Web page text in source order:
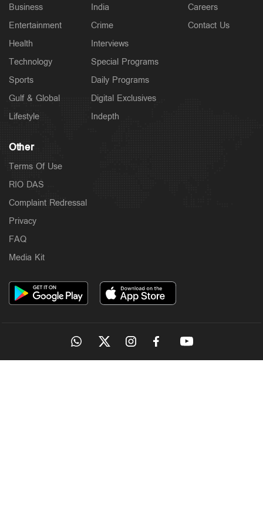
Business
Entertainment
Health
Technology
Sports
Gulf & Global
Lifestyle
India
Crime
Interviews
Special Programs
Daily Programs
Digital Exclusives
Indepth
Careers
Contact Us
Other
Terms Of Use
RIO DAS
Complaint Redressal
Privacy
FAQ
Media Kit